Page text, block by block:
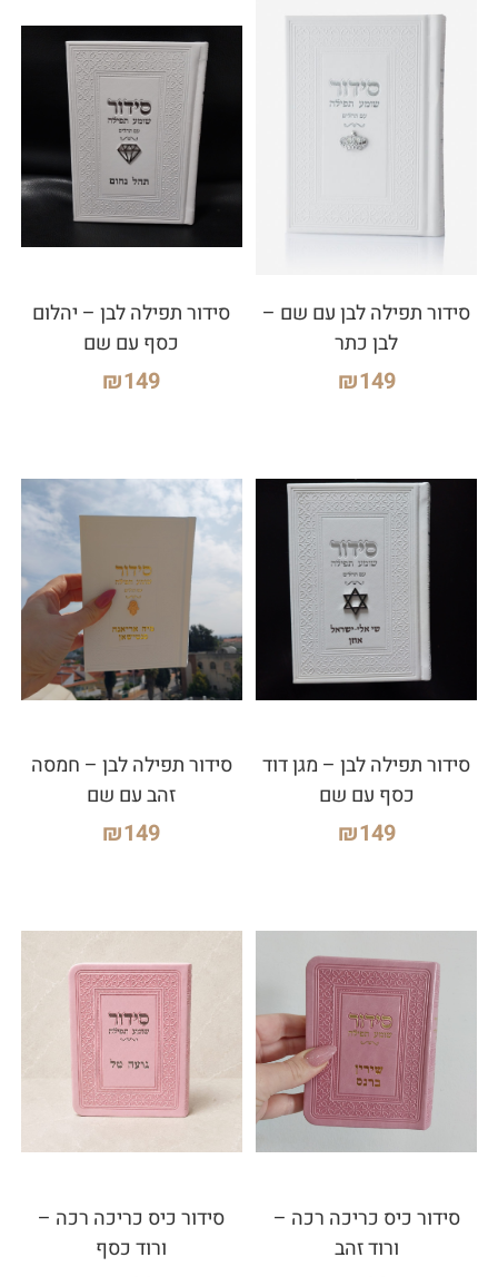
סידור תפילה לבן עם שם –
לבן כתר
₪149
סידור תפילה לבן – יהלום
כסף עם שם
₪149
סידור תפילה לבן – מגן דוד
כסף עם שם
₪149
סידור תפילה לבן – חמסה
זהב עם שם
₪149
סידור כיס כריכה רכה –
ורוד זהב
סידור כיס כריכה רכה –
ורוד כסף